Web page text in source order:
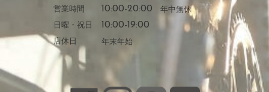
営業時間 10:00-20:00 年中無休
日曜・祝日
10:00-19:00
店休日 年末年始